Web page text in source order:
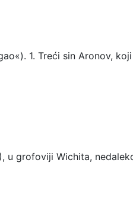
1. Treći sin Aronov,
u grofoviji Wichita,